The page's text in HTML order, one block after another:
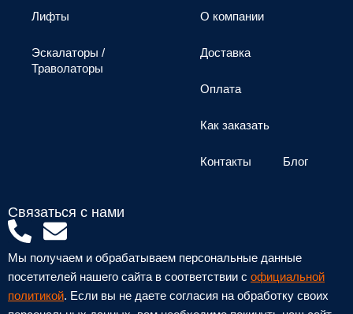
Лифты
Эскалаторы /
Траволаторы
О компании
Доставка
Оплата
Как заказать
Контакты Блог
Связаться с нами
P
h
o
n
E
n
v
e
Мы получаем и обрабатываем персональные данные
посетителей нашего сайта в соответствии с официальной
политикой. Если вы не даете согласия на обработку своих